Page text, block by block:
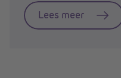
Lees meer